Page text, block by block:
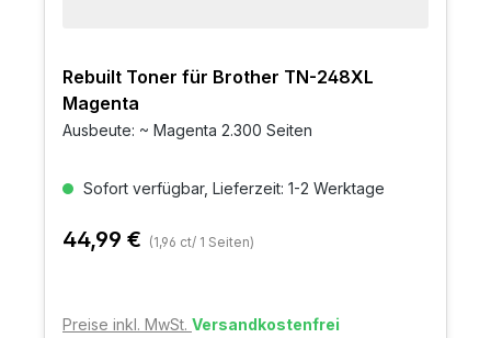
Rebuilt Toner für Brother TN-248XL
Magenta
Ausbeute: ~ Magenta 2.300 Seiten
Sofort verfügbar, Lieferzeit: 1-2 Werktage
44,99 € (1,96 ct/ 1 Seiten)
Preise inkl. MwSt. Versandkostenfrei